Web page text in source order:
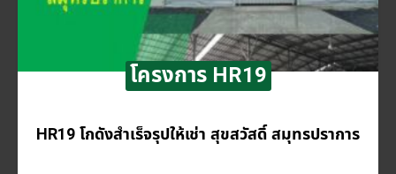
โครงการ HR19
HR19 โกดังสำเร็จรุปให้เช่า สุขสวัสดิ์ สมุทรปราการ